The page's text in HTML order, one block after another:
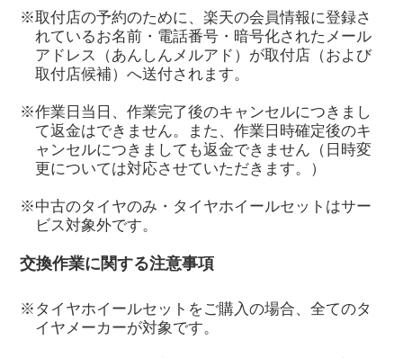
※取付店の予約のために、楽天の会員情報に登録さ
れているお名前・電話番号・暗号化されたメール
アドレス（あんしんメルアド）が取付店（および
取付店候補）へ送付されます。
※作業日当日、作業完了後のキャンセルにつきまし
て返金はできません。また、作業日時確定後のキ
ャンセルにつきましても返金できません（日時変
更については対応させていただきます。）
※中古のタイヤのみ・タイヤホイールセットはサー
ビス対象外です。
交換作業に関する注意事項
※タイヤホイールセットをご購入の場合、全てのタ
イヤメーカーが対象です。